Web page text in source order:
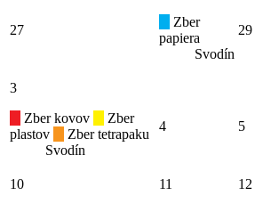
27
Zber
papiera
Svodín
29
3
Zber kovov
Zber
plastov
Zber tetrapaku
Svodín
4 5
10 11 12